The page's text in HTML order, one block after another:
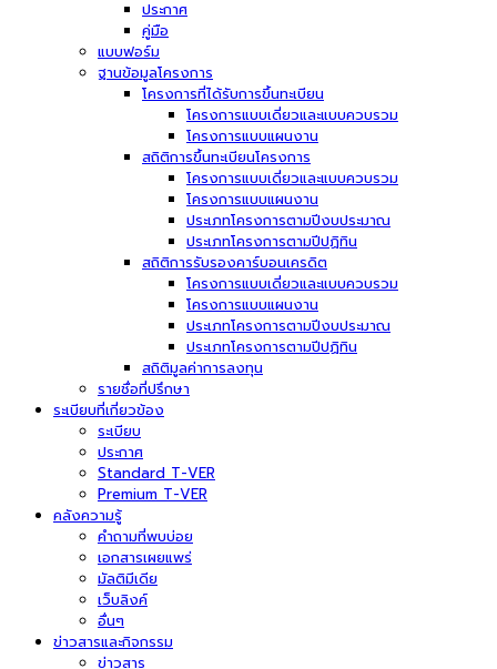
ประกาศ
คู่มือ
แบบฟอร์ม
ฐานข้อมูลโครงการ
โครงการที่ได้รับการขึ้นทะเบียน
โครงการแบบเดี่ยวและแบบควบรวม
โครงการแบบแผนงาน
สถิติการขึ้นทะเบียนโครงการ
โครงการแบบเดี่ยวและแบบควบรวม
โครงการแบบแผนงาน
ประเภทโครงการตามปีงบประมาณ
ประเภทโครงการตามปีปฏิทิน
สถิติการรับรองคาร์บอนเครดิต
โครงการแบบเดี่ยวและแบบควบรวม
โครงการแบบแผนงาน
ประเภทโครงการตามปีงบประมาณ
ประเภทโครงการตามปีปฏิทิน
สถิติมูลค่าการลงทุน
รายชื่อที่ปรึกษา
ระเบียบที่เกี่ยวข้อง
ระเบียบ
ประกาศ
Standard T-VER
Premium T-VER
คลังความรู้
คำถามที่พบบ่อย
เอกสารเผยแพร่
มัลติมีเดีย
เว็บลิงค์
อื่นๆ
ข่าวสารและกิจกรรม
ข่าวสาร